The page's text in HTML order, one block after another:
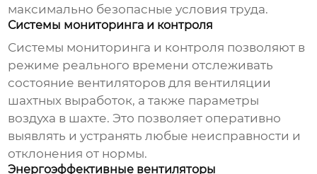
максимально безопасные условия труда.
Системы мониторинга и контроля
Системы мониторинга и контроля позволяют в
режиме реального времени отслеживать
состояние вентиляторов для вентиляции
шахтных выработок, а также параметры
воздуха в шахте. Это позволяет оперативно
выявлять и устранять любые неисправности и
отклонения от нормы.
Энергоэффективные вентиляторы